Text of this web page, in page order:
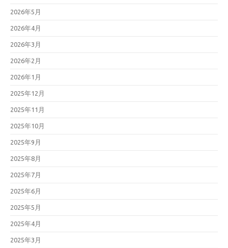
2026年5月
2026年4月
2026年3月
2026年2月
2026年1月
2025年12月
2025年11月
2025年10月
2025年9月
2025年8月
2025年7月
2025年6月
2025年5月
2025年4月
2025年3月